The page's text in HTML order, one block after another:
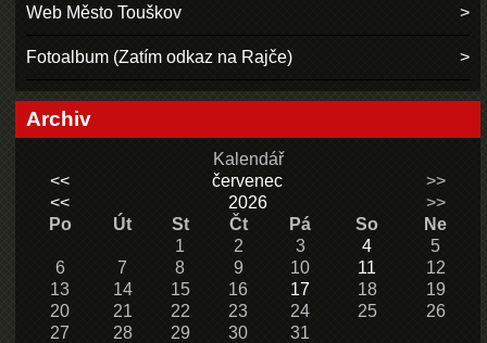
Web Město Touškov
Fotoalbum (Zatím odkaz na Rajče)
Archiv
Kalendář
<<
červenec
>>
<<
2026
>>
Po
Út St Čt Pá So
Ne
1
2 3 4
5
6
7 8 9 10 11
12
13
14 15 16 17 18
19
20
21 22 23 24 25
26
27
28 29 30 31